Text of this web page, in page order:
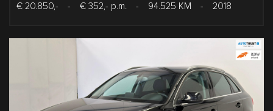
€ 20.850,- - € 352,- p.m. - 94.525 KM - 2018